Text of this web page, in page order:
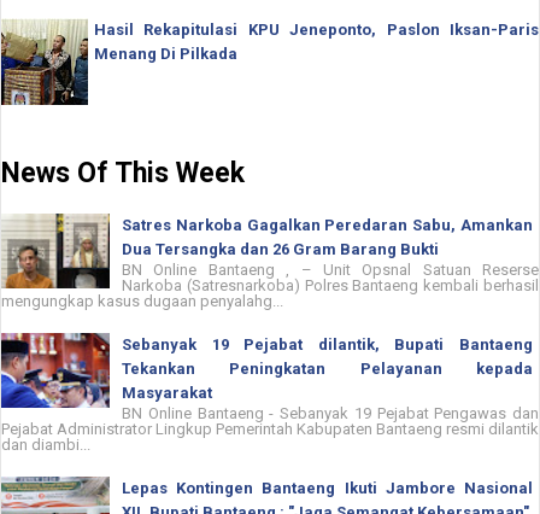
Hasil Rekapitulasi KPU Jeneponto, Paslon Iksan-Paris
Menang Di Pilkada
News Of This Week
Satres Narkoba Gagalkan Peredaran Sabu, Amankan
Dua Tersangka dan 26 Gram Barang Bukti
BN Online Bantaeng , – Unit Opsnal Satuan Reserse
Narkoba (Satresnarkoba) Polres Bantaeng kembali berhasil
mengungkap kasus dugaan penyalahg...
Sebanyak 19 Pejabat dilantik, Bupati Bantaeng
Tekankan Peningkatan Pelayanan kepada
Masyarakat
BN Online Bantaeng - Sebanyak 19 Pejabat Pengawas dan
Pejabat Administrator Lingkup Pemerintah Kabupaten Bantaeng resmi dilantik
dan diambi...
Lepas Kontingen Bantaeng Ikuti Jambore Nasional